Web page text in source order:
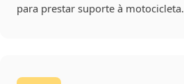
para prestar suporte à motocicleta.